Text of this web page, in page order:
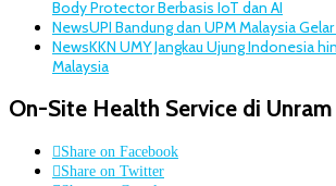
Body Protector Berbasis IoT dan AI
NewsUPI Bandung dan UPM Malaysia
NewsKKN UMY Jangkau Ujung Indonesia
Malaysia
On-Site Health Service di Unram
Share on Facebook
Share on Twitter